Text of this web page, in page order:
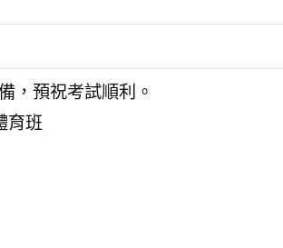
，預祝考試順利。
育班